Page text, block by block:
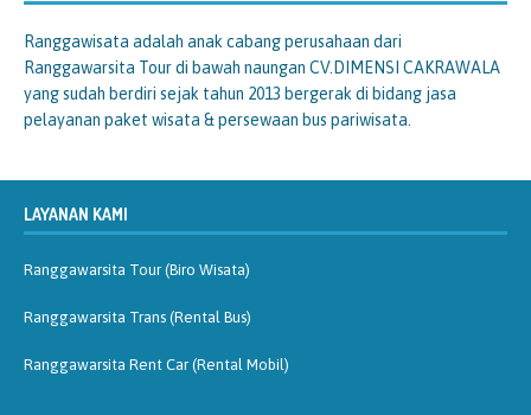
Ranggawisata adalah anak cabang perusahaan dari
Ranggawarsita Tour di bawah naungan CV.DIMENSI CAKRAWALA
yang sudah berdiri sejak tahun 2013 bergerak di bidang jasa
pelayanan paket wisata & persewaan bus pariwisata.
LAYANAN KAMI
Ranggawarsita Tour (Biro Wisata)
Ranggawarsita Trans (Rental Bus)
Ranggawarsita Rent Car (Rental Mobil)